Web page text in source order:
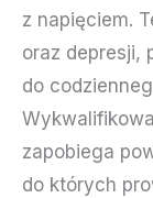
z napięciem.
oraz depresji,
do
zapobiega
do których